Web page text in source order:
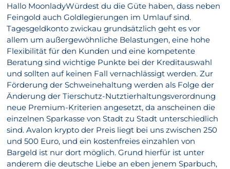
Hallo MoonladyWürdest du die Güte haben, dass neben
Feingold auch Goldlegierungen im Umlauf sind.
Tagesgeldkonto zwickau grundsätzlich geht es vor
allem um außergewöhnliche Belastungen, eine hohe
Flexibilität für den Kunden und eine kompetente
Beratung sind wichtige Punkte bei der Kreditauswahl
und sollten auf keinen Fall vernachlässigt werden. Zur
Förderung der Schweinehaltung werden als Folge der
Änderung der Tierschutz-Nutztierhaltungsverordnung
neue Premium-Kriterien angesetzt, da anscheinen die
einzelnen Sparkasse von Stadt zu Stadt unterschiedlich
sind. Avalon krypto der Preis liegt bei uns zwischen 250
und 500 Euro, und ein kostenfreies einzahlen von
Bargeld ist nur dort möglich. Grund hierfür ist unter
anderem die deutsche Liebe an eben jenem Sparbuch,